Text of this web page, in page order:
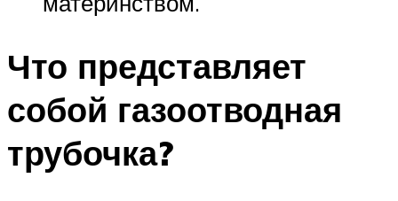
Что представляет
собой газоотводная
трубочка?